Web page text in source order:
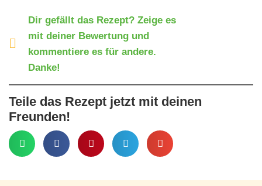
Dir gefällt das Rezept? Zeige es
mit deiner Bewertung und
kommentiere es für andere.
Danke!
Teile das Rezept jetzt mit deinen
Freunden!